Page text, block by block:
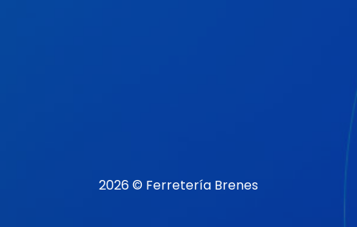
2026 © Ferretería Brenes